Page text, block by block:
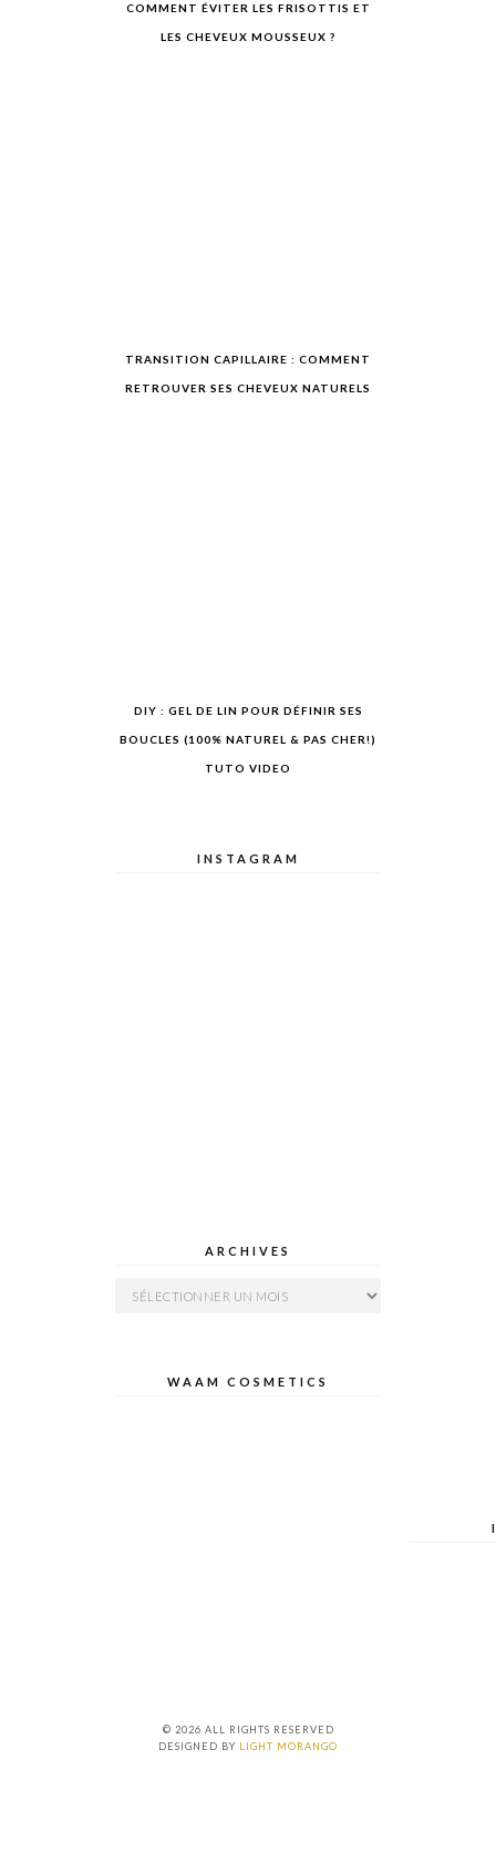
COMMENT ÉVITER LES FRISOTTIS ET
LES CHEVEUX MOUSSEUX ?
TRANSITION CAPILLAIRE : COMMENT
RETROUVER SES CHEVEUX NATURELS
DIY : GEL DE LIN POUR DÉFINIR SES
BOUCLES (100% NATUREL & PAS CHER!)
TUTO VIDEO
INSTAGRAM
ARCHIVES
Archives
WAAM COSMETICS
© 2026 ALL RIGHTS RESERVED
DESIGNED BY LIGHT MORANGO